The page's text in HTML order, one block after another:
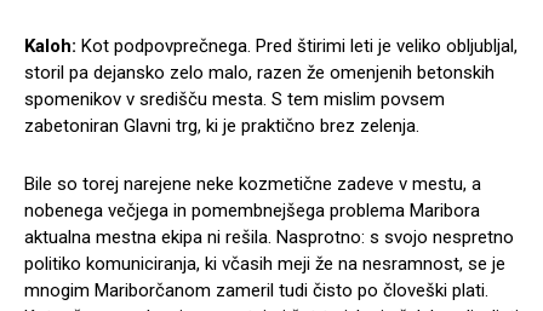
Kaloh: Kot podpovprečnega. Pred štirimi leti je veliko obljubljal,
storil pa dejansko zelo malo, razen že omenjenih betonskih
spomenikov v središču mesta. S tem mislim povsem
zabetoniran Glavni trg, ki je praktično brez zelenja.
Bile so torej narejene neke kozmetične zadeve v mestu, a
nobenega večjega in pomembnejšega problema Maribora
aktualna mestna ekipa ni rešila. Nasprotno: s svojo nespretno
politiko komuniciranja, ki včasih meji že na nesramnost, se je
mnogim Mariborčanom zameril tudi čisto po človeški plati.